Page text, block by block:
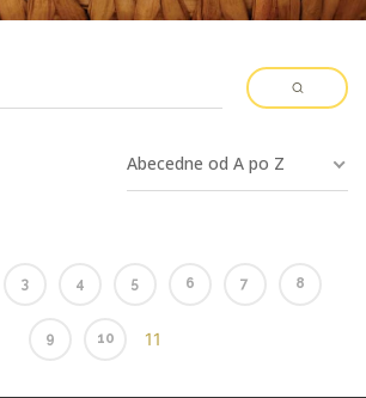
Abecedne od A po Z
3 4 5 6 7 8
9 10 11